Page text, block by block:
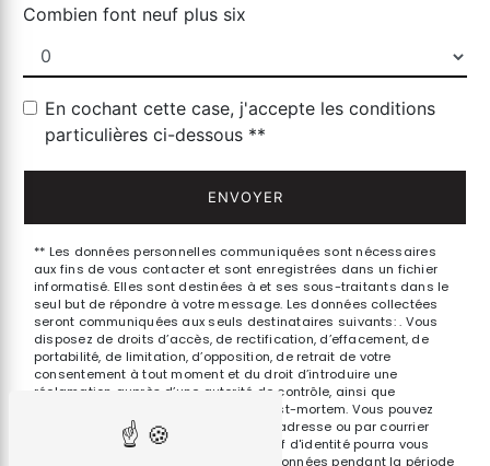
Combien font neuf plus six
En cochant cette case, j'accepte les conditions
particulières ci-dessous **
ENVOYER
** Les données personnelles communiquées sont nécessaires
aux fins de vous contacter et sont enregistrées dans un fichier
informatisé. Elles sont destinées à et ses sous-traitants dans le
seul but de répondre à votre message. Les données collectées
seront communiquées aux seuls destinataires suivants: . Vous
disposez de droits d’accès, de rectification, d’effacement, de
portabilité, de limitation, d’opposition, de retrait de votre
consentement à tout moment et du droit d’introduire une
réclamation auprès d’une autorité de contrôle, ainsi que
d’organiser le sort de vos données post-mortem. Vous pouvez
exercer ces droits par voie postale à l'adresse ou par courrier
électronique à l'adresse . Un justificatif d'identité pourra vous
être demandé. Nous conservons vos données pendant la période